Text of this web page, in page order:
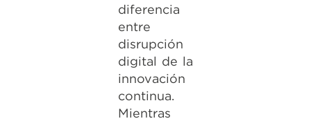
diferencia
entre
disrupción
digital de la
innovación
continua.
Mientras